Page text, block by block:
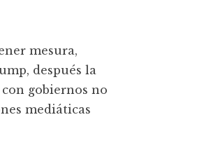
mesura,
después la
gobiernos no
mediáticas